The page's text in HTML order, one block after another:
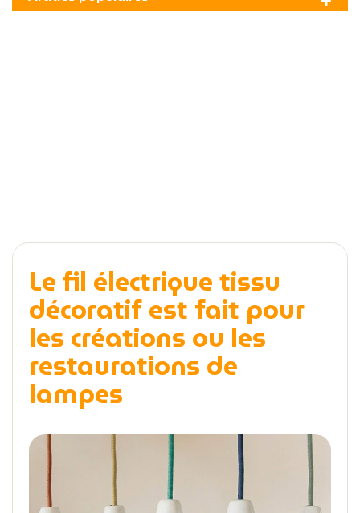
Le fil électrique tissu
décoratif est fait pour
les créations ou les
restaurations de
lampes